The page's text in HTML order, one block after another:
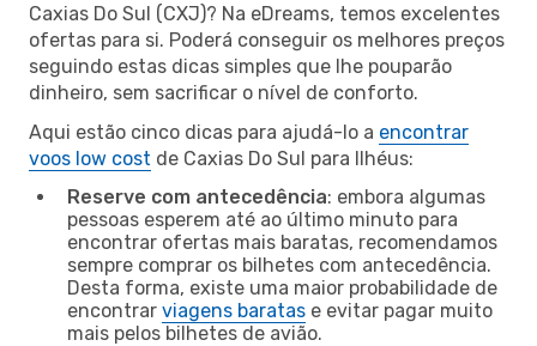
Caxias Do Sul (CXJ)? Na eDreams, temos excelentes
ofertas para si. Poderá conseguir os melhores preços
seguindo estas dicas simples que lhe pouparão
dinheiro, sem sacrificar o nível de conforto.
Aqui estão cinco dicas para ajudá-lo a encontrar
voos low cost de Caxias Do Sul para Ilhéus:
Reserve com antecedência: embora algumas
pessoas esperem até ao último minuto para
encontrar ofertas mais baratas, recomendamos
sempre comprar os bilhetes com antecedência.
Desta forma, existe uma maior probabilidade de
encontrar viagens baratas e evitar pagar muito
mais pelos bilhetes de avião.